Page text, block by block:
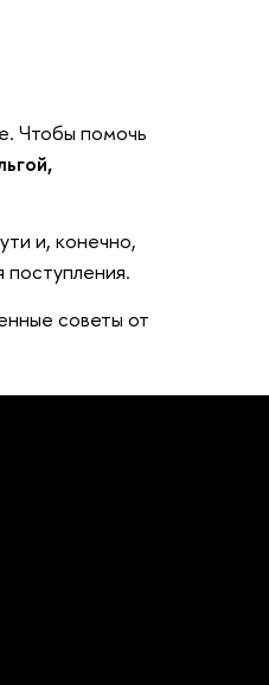
Чтобы помочь
и, конечно,
поступления.
советы от